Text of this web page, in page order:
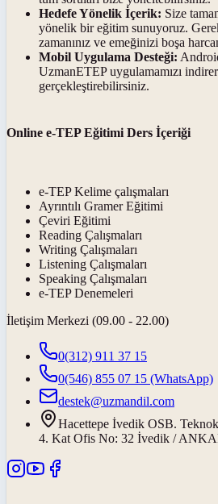
Hedefe Yönelik İçerik: Size
yönelik bir eğitim sunuyoruz.
zamanınız ve emeğinizi boşa
Mobil Uygulama Desteği:
UzmanETEP uygulamamızı
gerçekleştirebilirsiniz.
Online e-TEP Eğitimi Ders İçeriği
e-TEP Kelime çalışmaları
Ayrıntılı Gramer Eğitimi
Çeviri Eğitimi
Reading Çalışmaları
Writing Çalışmaları
Listening Çalışmaları
Speaking Çalışmaları
e-TEP Denemeleri
İletişim Merkezi (09.00 - 22.00)
0(312) 911 37 15
0(546) 855 07 15 (WhatsApp)
destek@uzmandil.com
Hacettepe İvedik OSB.
4. Kat Ofis No: 32 İvedik /